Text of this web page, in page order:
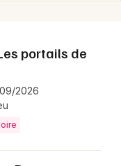
portails de
2026